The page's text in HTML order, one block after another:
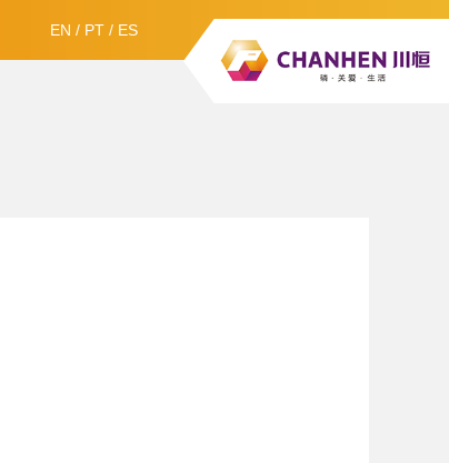
EN / PT / ES